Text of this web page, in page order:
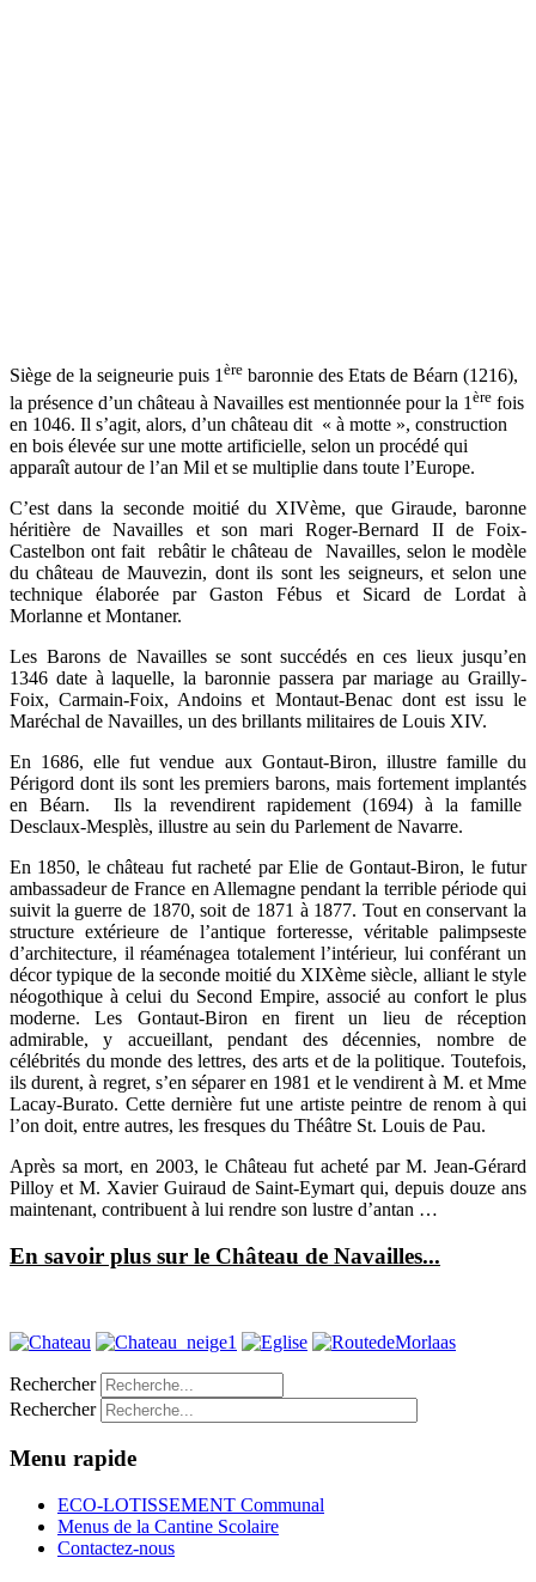
Siège de la seigneurie puis 1ère baronnie des Etats de Béarn (1216),
la présence d’un château à Navailles est mentionnée pour la 1 ère fois
en 1046. Il s’agit, alors, d’un château dit « à motte », construction
en bois élevée sur une motte artificielle, selon un procédé qui
apparaît autour de l’an Mil et se multiplie dans toute l’Europe.
C’est dans la seconde moitié du XIVème, que Giraude, baronne
héritière de Navailles et son mari Roger-Bernard II de Foix-
Castelbon ont fait rebâtir le château de Navailles, selon le modèle
du château de Mauvezin, dont ils sont les seigneurs, et selon une
technique élaborée par Gaston Fébus et Sicard de Lordat à
Morlanne et Montaner.
Les Barons de Navailles se sont succédés en ces lieux jusqu’en
1346 date à laquelle, la baronnie passera par mariage au Grailly-
Foix, Carmain-Foix, Andoins et Montaut-Benac dont est issu le
Maréchal de Navailles, un des brillants militaires de Louis XIV.
En 1686, elle fut vendue aux Gontaut-Biron, illustre famille du
Périgord dont ils sont les premiers barons, mais fortement implantés
en Béarn. Ils la revendirent rapidement (1694) à la famille
Desclaux-Mesplès, illustre au sein du Parlement de Navarre.
En 1850, le château fut racheté par Elie de Gontaut-Biron, le futur
ambassadeur de France en Allemagne pendant la terrible période qui
suivit la guerre de 1870, soit de 1871 à 1877. Tout en conservant la
structure extérieure de l’antique forteresse, véritable palimpseste
d’architecture, il réaménagea totalement l’intérieur, lui conférant un
décor typique de la seconde moitié du XIXème siècle, alliant le style
néogothique à celui du Second Empire, associé au confort le plus
moderne. Les Gontaut-Biron en firent un lieu de réception
admirable, y accueillant, pendant des décennies, nombre de
célébrités du monde des lettres, des arts et de la politique. Toutefois,
ils durent, à regret, s’en séparer en 1981 et le vendirent à M. et Mme
Lacay-Burato. Cette dernière fut une artiste peintre de renom à qui
l’on doit, entre autres, les fresques du Théâtre St. Louis de Pau.
Après sa mort, en 2003, le Château fut acheté par M. Jean-Gérard
Pilloy et M. Xavier Guiraud de Saint-Eymart qui, depuis douze ans
maintenant, contribuent à lui rendre son lustre d’antan …
En savoir plus sur le Château de Navailles...
Rechercher
Rechercher
Menu rapide
ECO-LOTISSEMENT Communal
Menus de la Cantine Scolaire
Contactez-nous